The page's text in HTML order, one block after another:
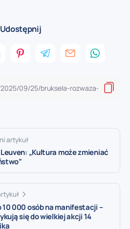
Udostępnij
artykuł
„Kultura może zmieniać
10 000 osób na manifestacji –
się do wielkiej akcji 14